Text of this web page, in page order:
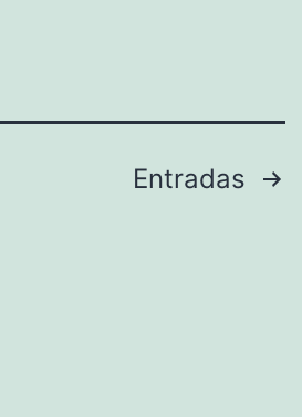
Entradas